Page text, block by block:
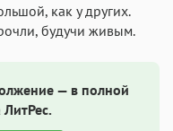
как у других.
будучи живым.
— в полной